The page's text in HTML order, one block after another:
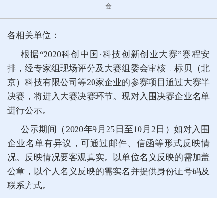
会
各相关单位：
根据“2020科创中国·科技创新创业大赛”赛程安
排，经专家组现场评分及大赛组委会审核，标贝（北
京）科技有限公司等20家企业的参赛项目通过大赛半
决赛，将进入大赛决赛环节。现对入围决赛企业名单
进行公示。
公示期间（2020年9月25日至10月2日）如对入围
企业名单有异议，可通过邮件、信函等形式反映情
况。反映情况要客观真实。以单位名义反映的需加盖
公章，以个人名义反映的需实名并提供身份证号码及
联系方式。